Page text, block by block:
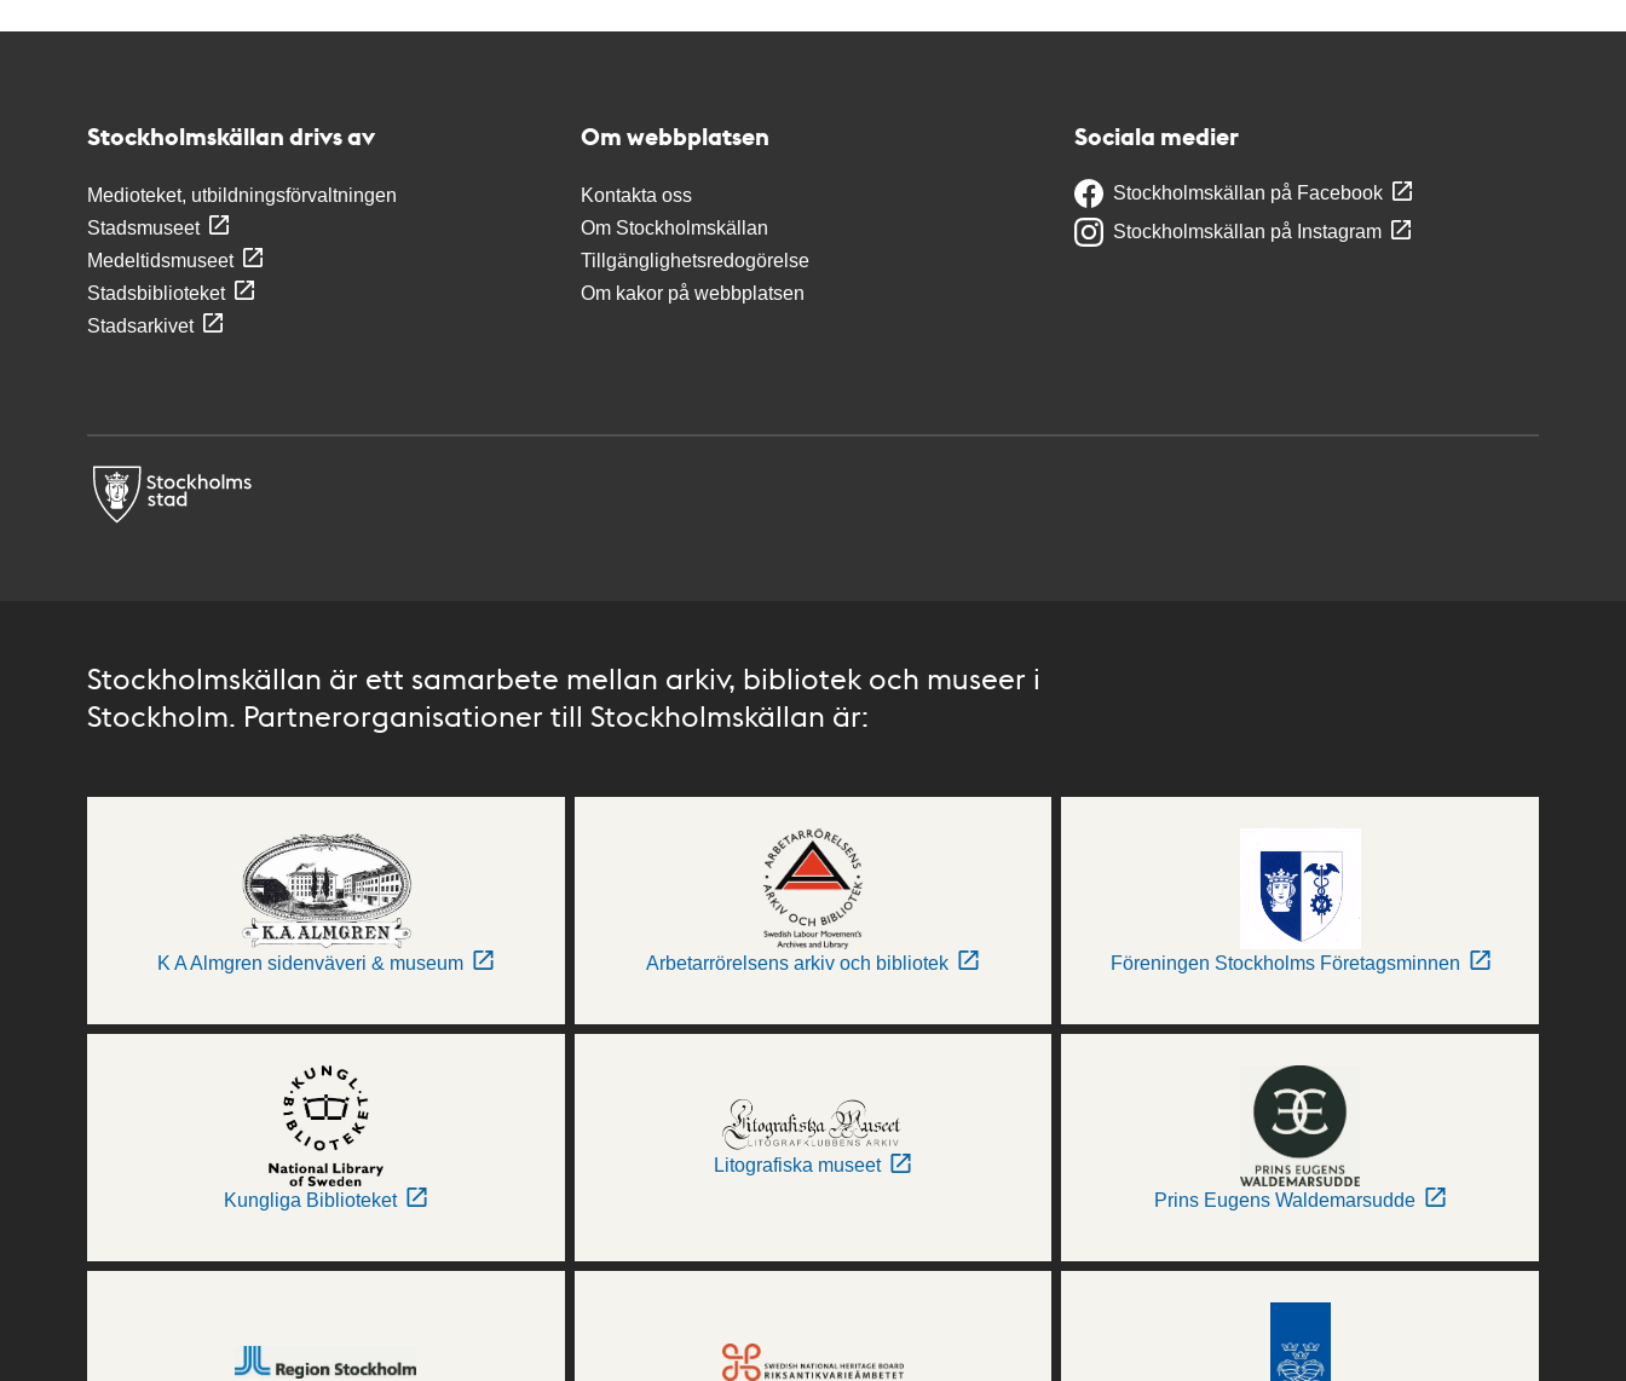
Stockholmskällan drivs av
Medioteket, utbildningsförvaltningen
Stadsmuseet
Medeltidsmuseet
Stadsbiblioteket
Stadsarkivet
Om webbplatsen
Kontakta oss
Om Stockholmskällan
Tillgänglighetsredogörelse
Om kakor på webbplatsen
Sociala medier
Stockholmskällan på Facebook
Stockholmskällan på Instagram
Stockholmskällan är ett samarbete mellan arkiv, bibliotek och museer i
Stockholm. Partnerorganisationer till Stockholmskällan är:
K A Almgren sidenväveri & museum Arbetarrörelsens arkiv och bibliotek Föreningen Stockholms Företagsminnen
Kungliga Biblioteket
Litografiska museet
Prins Eugens Waldemarsudde